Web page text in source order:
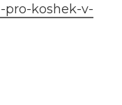
pro-koshek-v-